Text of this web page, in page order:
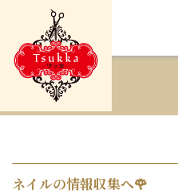
ネイルの情報収集へ🌹